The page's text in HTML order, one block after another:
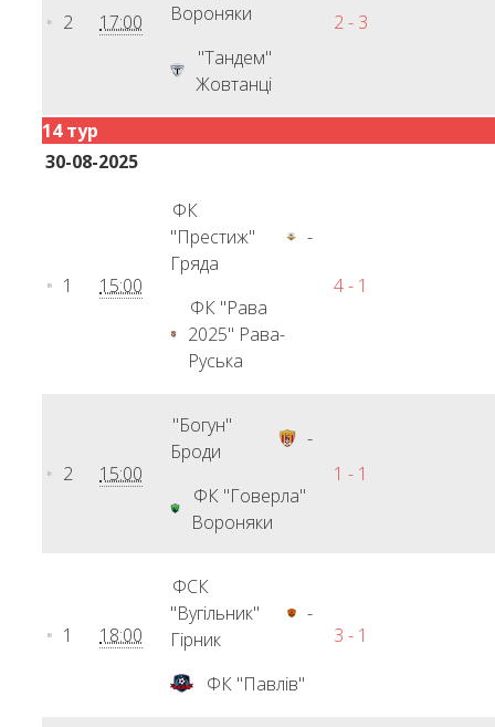
2 17:00
Вороняки
"Тандем"
Жовтанці
2 - 3
14 тур
30-08-2025
1 15:00
ФК
"Престиж"
Гряда
-
ФК "Рава
2025" Рава-
Руська
4 - 1
2 15:00
"Богун"
Броди
-
ФК "Говерла"
Вороняки
1 - 1
1 18:00
ФСК
"Вугільник"
Гірник
-
ФК "Павлів"
3 - 1